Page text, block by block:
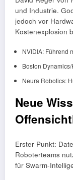
und Industrie.
jedoch vor
Kostenexplosion
NVIDIA: Führend
Boston
Neura Robotics:
Neue
Erster Punkt:
Roboterteams
für Swarm-